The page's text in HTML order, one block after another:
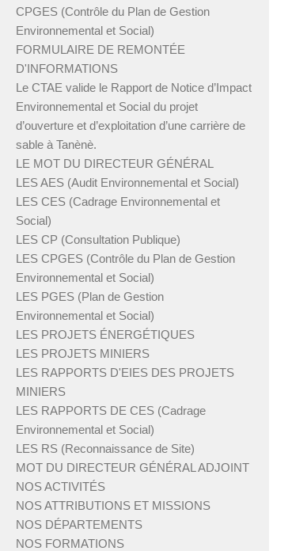
CPGES (Contrôle du Plan de Gestion
Environnemental et Social)
FORMULAIRE DE REMONTÉE
D'INFORMATIONS
Le CTAE valide le Rapport de Notice d’Impact
Environnemental et Social du projet
d’ouverture et d’exploitation d’une carrière de
sable à Tanènè.
LE MOT DU DIRECTEUR GÉNÉRAL
LES AES (Audit Environnemental et Social)
LES CES (Cadrage Environnemental et
Social)
LES CP (Consultation Publique)
LES CPGES (Contrôle du Plan de Gestion
Environnemental et Social)
LES PGES (Plan de Gestion
Environnemental et Social)
LES PROJETS ÉNERGÉTIQUES
LES PROJETS MINIERS
LES RAPPORTS D'EIES DES PROJETS
MINIERS
LES RAPPORTS DE CES (Cadrage
Environnemental et Social)
LES RS (Reconnaissance de Site)
MOT DU DIRECTEUR GÉNÉRAL ADJOINT
NOS ACTIVITÉS
NOS ATTRIBUTIONS ET MISSIONS
NOS DÉPARTEMENTS
NOS FORMATIONS